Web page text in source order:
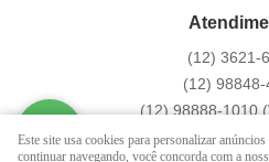
(12) 3621-
(12) 98848-
(12)98888-1010
Segunda a Sexta das
Este site usa cookies para personalizar
continuar navegando, você concorda com a